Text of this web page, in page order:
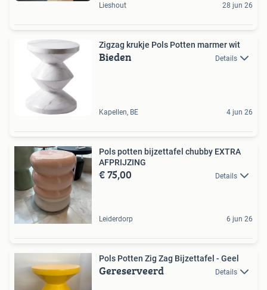
Lieshout 28 jun 26
Zigzag krukje Pols Potten marmer wit
Bieden Details
Kapellen, BE 4 jun 26
Pols potten bijzettafel chubby EXTRA
AFPRIJZING
€ 75,00 Details
Leiderdorp 6 jun 26
Pols Potten Zig Zag Bijzettafel - Geel
Gereserveerd Details